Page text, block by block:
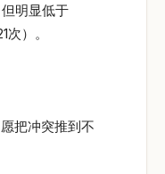
明显低于
）。
把冲突推到不